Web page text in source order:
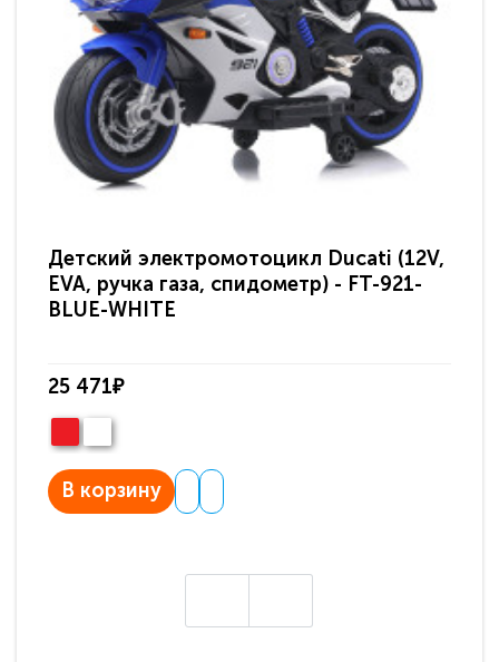
Детский электромотоцикл Ducati (12V,
EVA, ручка газа, спидометр) - FT-921-
BLUE-WHITE
25 471₽
В корзину